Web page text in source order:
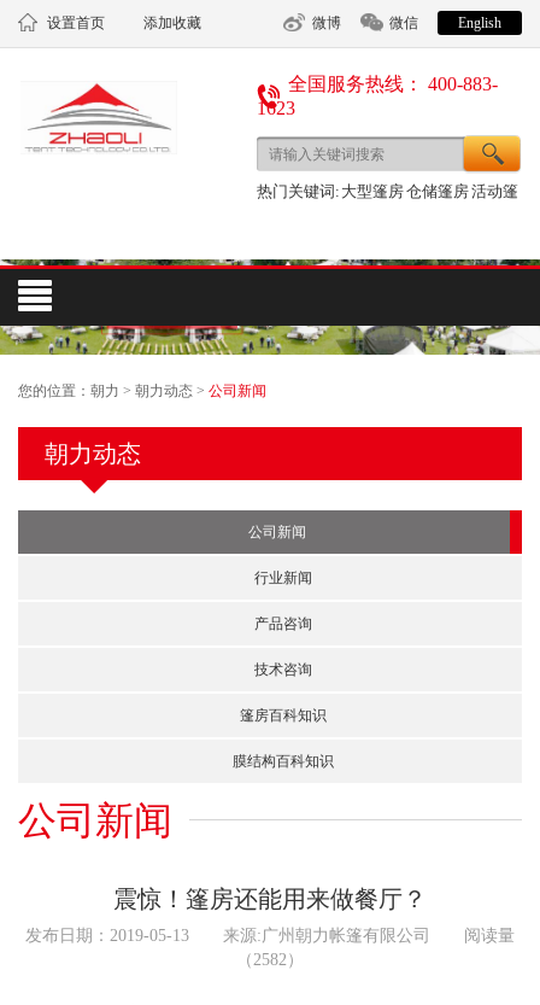
设置首页 添加收藏 微博 微信 English
全国服务热线： 400-883-
1623
热门关键词: 大型篷房仓储篷房活动篷
您的位置： 朝力 > 朝力动态 > 公司新闻
朝力动态
公司新闻
行业新闻
产品咨询
技术咨询
篷房百科知识
膜结构百科知识
公司新闻
震惊！篷房还能用来做餐厅？
发布日期：2019-05-13 来源:广州朝力帐篷有限公司 阅读量
（2582）